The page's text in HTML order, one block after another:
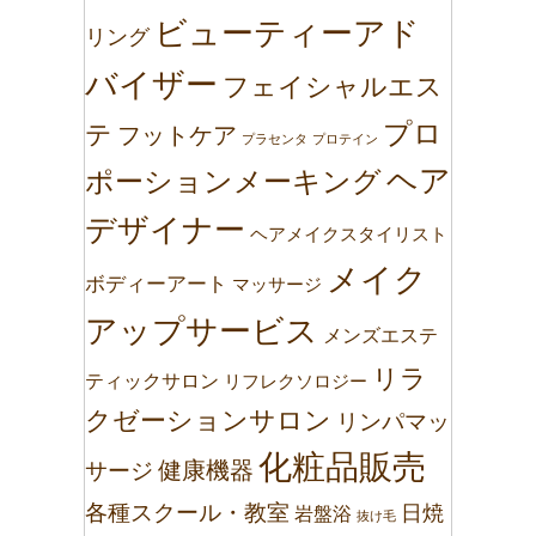
リング ビューティーアド
バイザー フェイシャルエス
テ フットケア プラセンタ プロテイン プロ
ポーションメーキングヘア
デザイナー ヘアメイクスタイリスト
ボディーアート マッサージ メイク
アップサービス
メンズエステ
ティックサロン リフレクソロジー リラ
クゼーションサロン リンパマッ
サージ 健康機器 化粧品販売
各種スクール・教室 岩盤浴 抜け毛 日焼